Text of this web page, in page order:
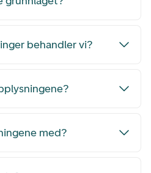
behandler vi?
med?